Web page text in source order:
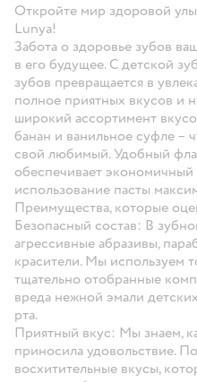
Откройте мир здоровой
Lunya!
Забота о здоровье зубов
в его будущее. С детской
зубов превращается в
полное приятных вкусов и
широкий ассортимент
банан и ванильное суфле –
свой любимый. Удобный
обеспечивает экономичный
использование пасты
Преимущества, которые
Безопасный состав: В
агрессивные абразивы,
красители. Мы используем
тщательно отобранные
вреда нежной эмали
рта.
Приятный вкус: Мы знаем,
приносила удовольствие.
восхитительные вкусы,